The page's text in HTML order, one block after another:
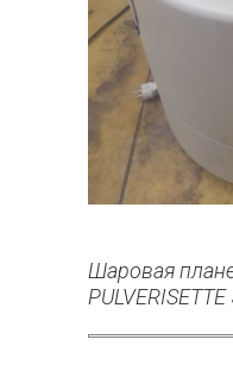
Шаровая
PULVERISETTE